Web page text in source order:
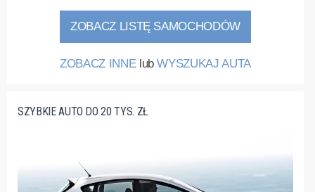
ZOBACZ LISTĘ SAMOCHODÓW
ZOBACZ INNElubWYSZUKAJ AUTA
SZYBKIE AUTO DO 20 TYS. ZŁ